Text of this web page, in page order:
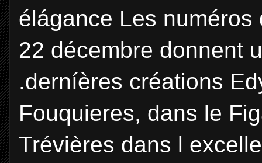
élágance Les
22 décembre donnent
.derníères créations
Fouquieres, dans le
Trévières dans l